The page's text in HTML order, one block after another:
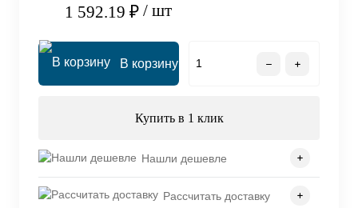
1 592.19 ₽ / шт
В корзину
Купить в 1 клик
Нашли дешевле
Рассчитать доставку